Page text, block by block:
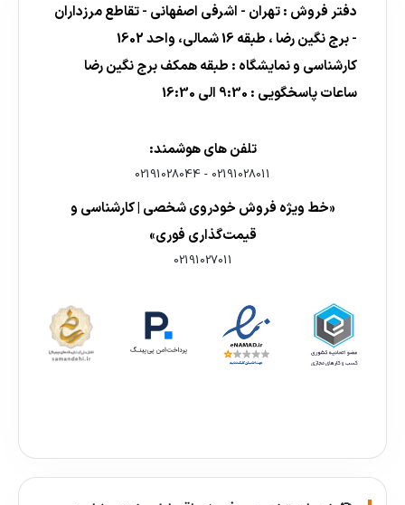
دفتر فروش : تهران - اشرفی اصفهانی - تقاطع مرزداران
- برج نگین رضا ، طبقه 16 شمالی، واحد 1602
کارشناسی و نمایشگاه : طبقه همکف برج نگین رضا
ساعات پاسخگویی : 9:30 الی 16:30
تلفن های هوشمند:
02191028011
-
02191028044
«خط ویژه فروش خودروی شخصی | کارشناسی و
قیمت‌گذاری فوری»
02191027011